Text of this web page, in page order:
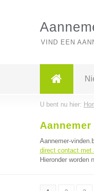
VIND EEN
U bent nu hier:
Aannemer-
direct contact met
Hieronder worden